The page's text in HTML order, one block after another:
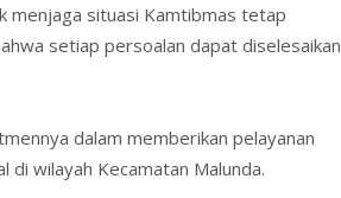
menjaga situasi Kamtibmas tetap
setiap persoalan dapat diselesaikan
dalam memberikan pelayanan
wilayah Kecamatan Malunda.